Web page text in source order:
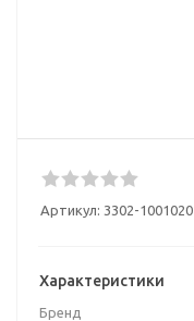
Артикул: 3302-1001020
Характеристики
Бренд